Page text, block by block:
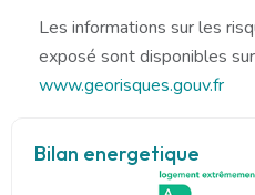
Les informations sur les
exposé sont disponibles
www.georisques.gouv.fr
Bilan energetique